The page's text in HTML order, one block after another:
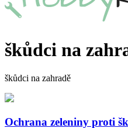
škůdci na
škůdci na zahradě
Ochrana zeleniny proti